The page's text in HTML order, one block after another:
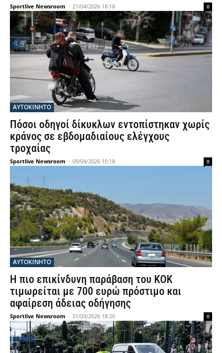
Sportlive Newsroom - 21/04/2026 18:18 0
ΑΥΤΟΚΙΝΗΤΟ
Πόσοι οδηγοί δίκυκλων εντοπίστηκαν χωρίς
κράνος σε εβδομαδιαίους ελέγχους
τροχαίας
Sportlive Newsroom - 09/04/2026 10:18 0
ΑΥΤΟΚΙΝΗΤΟ
Η πιο επικίνδυνη παράβαση του ΚΟΚ
τιμωρείται με 700 ευρώ πρόστιμο και
αφαίρεση άδειας οδήγησης
Sportlive Newsroom - 31/03/2026 18:20 0